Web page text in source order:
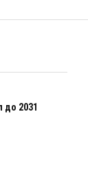
2031